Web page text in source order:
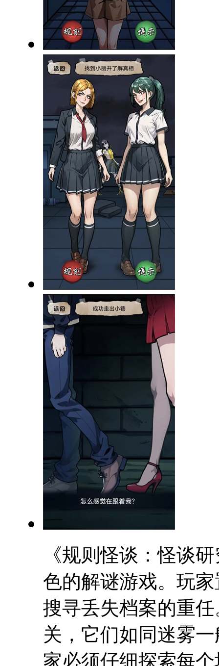
《规则怪谈：怪谈
色的解谜游戏。玩
搜寻丢失档案的重
关，它们如同迷雾
家必须仔细探索每